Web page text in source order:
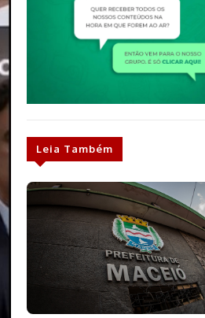
Leia Também